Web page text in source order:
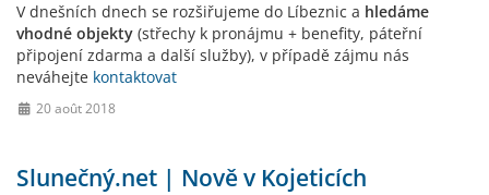
V dnešních dnech se rozšiřujeme do Líbeznic a hledáme
vhodné objekty (střechy k pronájmu + benefity, páteřní
připojení zdarma a další služby), v případě zájmu nás
neváhejte kontaktovat
20 août 2018
Slunečný.net | Nově v Kojeticích